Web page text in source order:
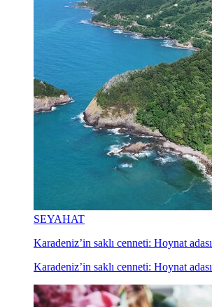
SEYAHAT
Karadeniz’in saklı cenneti: Hoynat adası
Karadeniz’in saklı cenneti: Hoynat adası